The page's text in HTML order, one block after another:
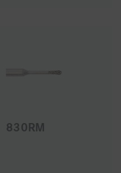
830RM